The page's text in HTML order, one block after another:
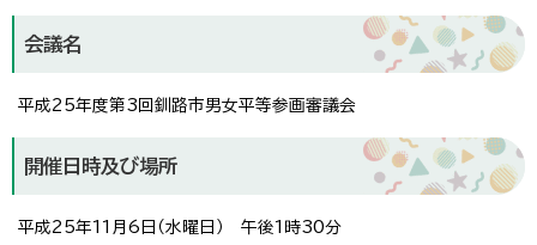
会議名
平成25年度第3回釧路市男女平等参画審議会
開催日時及び場所
平成25年11月6日（水曜日） 午後1時30分